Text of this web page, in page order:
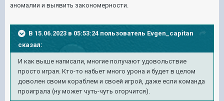
аномалии и выявить закономерности.
В 15.06.2023 в 05:53:24 пользователь Evgen_capitan
сказал:
И как выше написали, многие получают удовольствие
просто играя. Кто-то набьет много урона и будет в целом
доволен своим кораблем и своей игрой, даже если команда
проиграла (ну может чуть-чуть огорчится).